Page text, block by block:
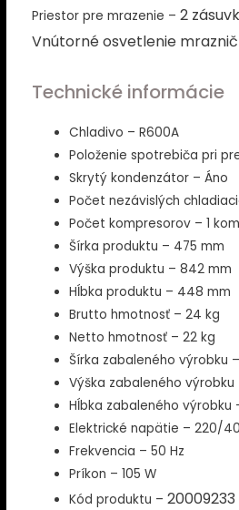
Priestor pre mrazenie – 2
Vnútorné osvetlenie
Technické informácie
Chladivo – R600A
Položenie spotrebiča pri
Skrytý kondenzátor – Áno
Počet nezávislých
Počet kompresorov – 1
Šírka produktu – 475 mm
Výška produktu – 842 mm
Hĺbka produktu – 448 mm
Brutto hmotnosť – 24 kg
Netto hmotnosť – 22 kg
Šírka zabaleného výrobku
Výška zabaleného výrobku
Hĺbka zabaleného výrobku
Elektrické napätie – 220/
Frekvencia – 50 Hz
Príkon – 105 W
Kód produktu – 20009233